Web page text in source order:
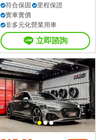
符合保固
里程保證
實車實價
非多元化營業用車
立即諮詢